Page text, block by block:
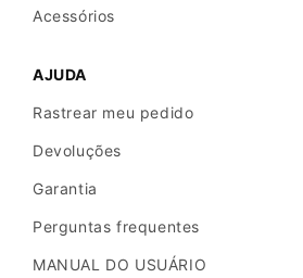
Acessórios
AJUDA
Rastrear meu pedido
Devoluções
Garantia
Perguntas frequentes
MANUAL DO USUÁRIO